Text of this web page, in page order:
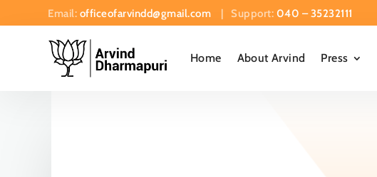
Email: officeofarvindd@gmail.com | Support: 040 – 35232111
Home About Arvind Press